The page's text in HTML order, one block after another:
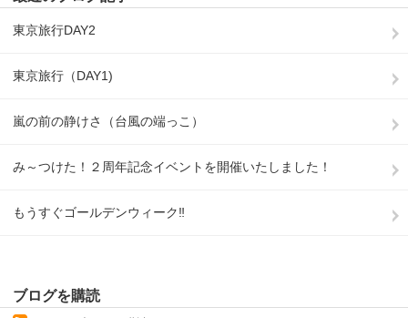
東京旅行DAY2
東京旅行（DAY1)
嵐の前の静けさ（台風の端っこ）
み～つけた！２周年記念イベントを開催いたしました！
もうすぐゴールデンウィーク‼
ブログを購読